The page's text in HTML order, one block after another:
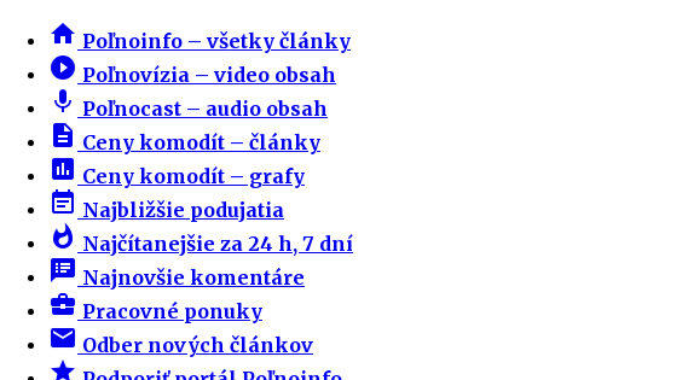
home Poľnoinfo – všetky články
play_circle_filled Poľnovízia – video obsah
mic Poľnocast – audio obsah
description Ceny komodít – články
insert_chart Ceny komodít – grafy
event_note Najbližšie podujatia
whatshot Najčítanejšie za 24 h, 7 dní
speaker_notes Najnovšie komentáre
business_center Pracovné ponuky
email Odber nových článkov
star